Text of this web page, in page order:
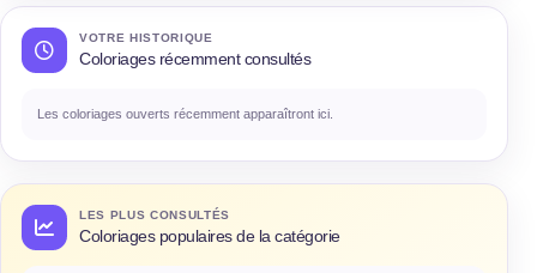
VOTRE HISTORIQUE
Coloriages récemment consultés
Les coloriages ouverts récemment apparaîtront ici.
LES PLUS CONSULTÉS
Coloriages populaires de la catégorie